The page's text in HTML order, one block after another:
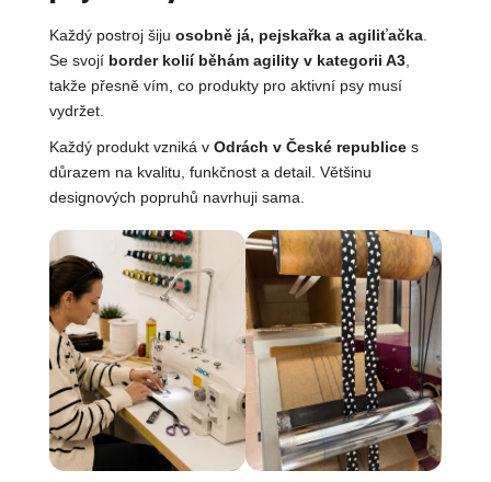
Každý postroj šiju osobně já, pejskařka a agiliťačka
Se svojí border kolií běhám agility v kategorii A3
takže přesně vím, co produkty pro aktivní psy musí
vydržet.
Každý produkt vzniká v Odrách v České republice s
důrazem na kvalitu, funkčnost a detail. Většinu
designových popruhů navrhuji sama.